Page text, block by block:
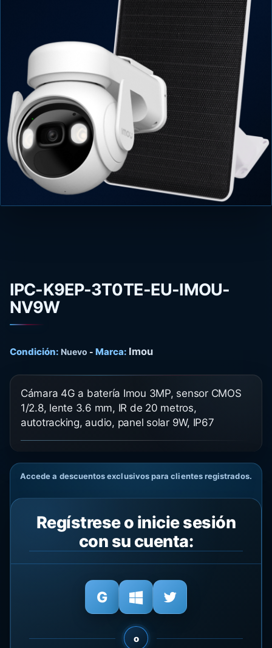
IPC-K9EP-3T0TE-EU-IMOU-
NV9W
Condición: Nuevo - Marca: Imou
Cámara 4G a batería Imou 3MP, sensor CMOS
1/2.8, lente 3.6 mm, IR de 20 metros,
autotracking, audio, panel solar 9W, IP67
Accede a descuentos exclusivos para clientes registrados.
Regístrese o inicie sesión
con su cuenta:
o